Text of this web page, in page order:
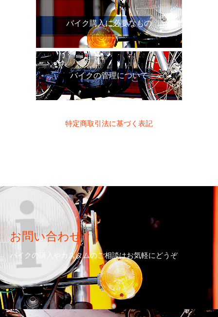
バイク購入に必要なもの
バイクの管理について
特定商取引法に基づく表記
お問い合わせ
バイクの購入やカスタムのご相談はお気軽にどうぞ